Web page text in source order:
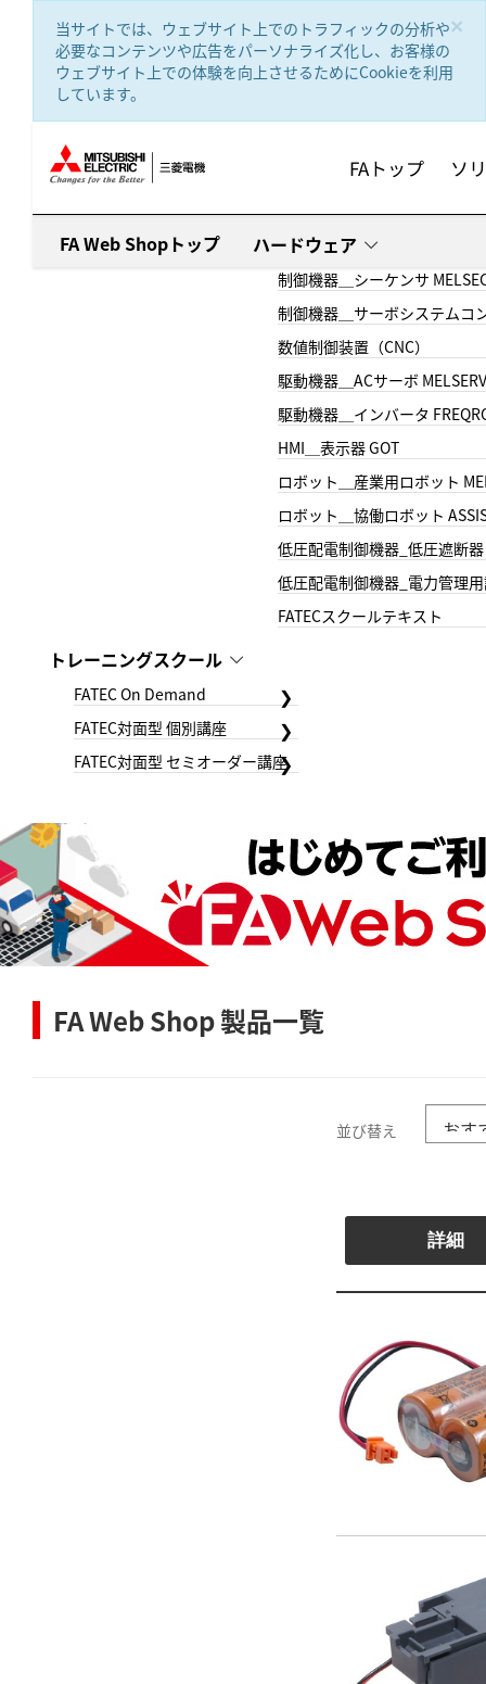
×
当サイトでは、ウェブサイト上でのトラフィックの分析や
必要なコンテンツや広告をパーソナライズ化し、お客様の
ウェブサイト上での体験を向上させるためにCookieを利用
しています。
FAトップ ソ
FA Web Shopトップ ハードウェア
制御機器＿シーケンサ
制御機器＿サーボシステムコ
数値制御装置（CNC）
駆動機器＿ACサーボ
駆動機器＿インバータ
HMI＿表示器 GOT
ロボット＿産業用ロボット
ロボット＿協働ロボット
低圧配電制御機器_低圧遮断器
低圧配電制御機器_電力管理
FATECスクールテキスト
トレーニングスクール
FATEC On Demand
FATEC対面型 個別講座
FATEC対面型 セミオーダー講座
FA Web Shop 製品一覧
並び替え
詳細